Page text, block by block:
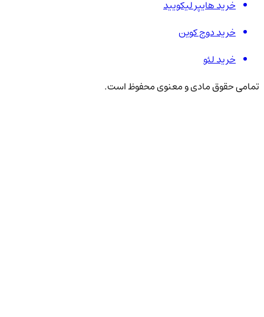
خرید هایپر لیکویید
خرید دوج کوین
خرید لئو
تمامی حقوق مادی و معنوی محفوظ است.